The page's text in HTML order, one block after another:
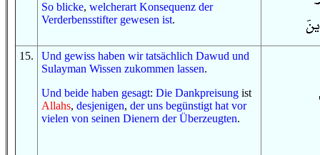
So blicke, welcherart Konsequenz der
Verderbensstiftergewesen ist.
15. Und gewiss haben wir tatsächlich Dawud und
Sulayman Wissen zukommen lassen.
Und beide haben gesagt: Die Dankpreisung ist
Allahs, desjenigen, der uns begünstigt hat vor
vielen von seinen Dienern der Überzeugten.